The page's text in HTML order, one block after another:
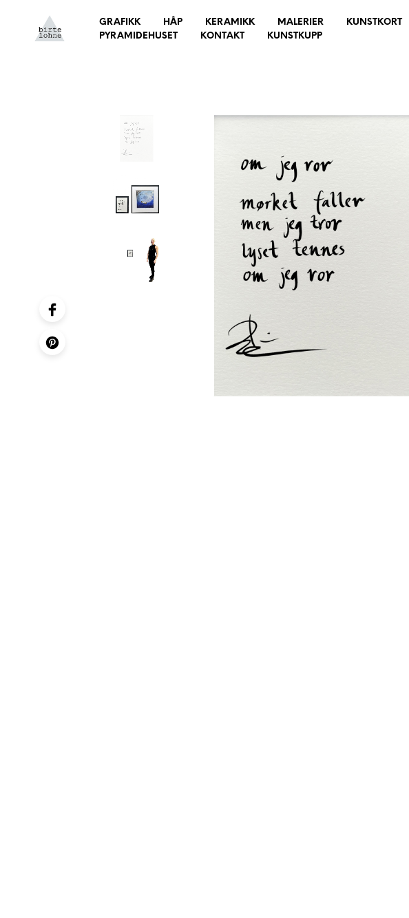
GRAFIKK HÅP KERAMIKK MALERIER KUNSTKORT
PYRAMIDEHUSET
KONTAKT KUNSTKUPP